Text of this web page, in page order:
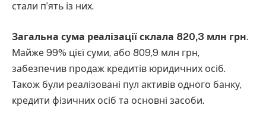
стали п’ять із них.
Загальна сума реалізації склала 820,3 млн грн.
Майже 99% цієї суми, або 809,9 млн грн,
забезпечив продаж кредитів юридичних осіб.
Також були реалізовані пул активів одного банку,
кредити фізичних осіб та основні засоби.